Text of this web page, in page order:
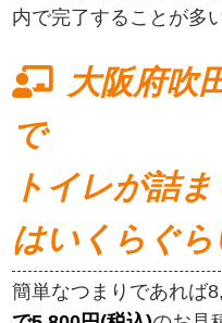
内で完了することが多
大阪府吹
で
トイレが詰
はいくらぐ
簡単なつまりであれば